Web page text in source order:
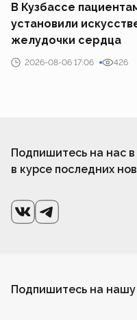
В Кузбассе
установили
желудочки сердца
2026-08-06 17:06 426
Подпишитесь на нас
в курсе последних
Подпишитесь на